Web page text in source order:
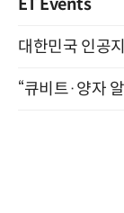
ET Events